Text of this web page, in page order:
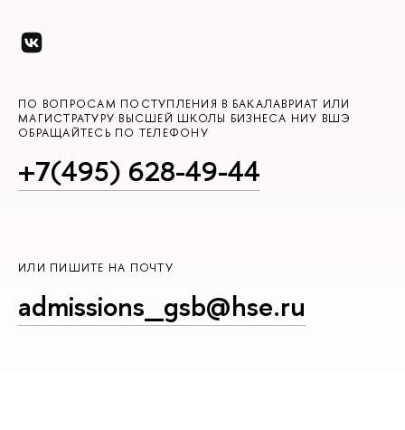
ПО ВОПРОСАМ ПОСТУПЛЕНИЯ В БАКАЛАВРИАТ ИЛИ
МАГИСТРАТУРУ ВЫСШЕЙ ШКОЛЫ БИЗНЕСА НИУ ВШЭ
ОБРАЩАЙТЕСЬ ПО ТЕЛЕФОНУ
+7(495) 628-49-44
ИЛИ ПИШИТЕ НА ПОЧТУ
admissions_gsb@hse.ru